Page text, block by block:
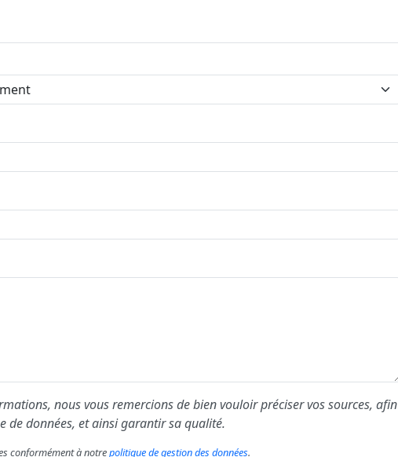
nous vous remercions de bien vouloir préciser vos sources, afin
de données, et ainsi garantir sa qualité.
conformément à notrepolitique de gestion des données.